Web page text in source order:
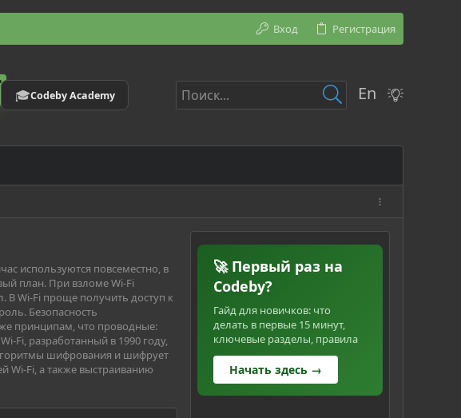
Вход Регистрация
🎓Codeby Academy En
используются повсеместно, в
план. При взломе Wi-Fi
В Wi-Fi проще получить доступ к
Безопасность
принципам, что проводные:
Fi, разработанный в 1990 году,
шифрования и шифрует
Wi-Fi, а также выстраиванию
🚀 Первый раз на
Codeby?
Гайд для новичков: что
делать в первые 15 минут,
ключевые разделы, правила
Начать здесь →